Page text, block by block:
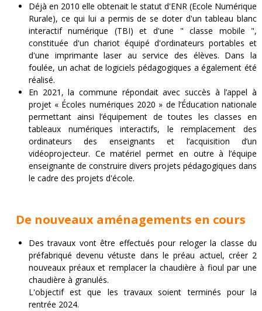
Déjà en 2010 elle obtenait le statut d'ENR (Ecole Numérique
Rurale), ce qui lui a permis de se doter d'un tableau blanc
interactif numérique (TBI) et d'une " classe mobile ",
constituée d'un chariot équipé d'ordinateurs portables et
d'une imprimante laser au service des élèves. Dans la
foulée, un achat de logiciels pédagogiques a également été
réalisé.
En 2021, la commune répondait avec succès à l’appel à
projet « Écoles numériques 2020 » de l’Éducation nationale
permettant ainsi l’équipement de toutes les classes en
tableaux numériques interactifs, le remplacement des
ordinateurs des enseignants et l’acquisition d’un
vidéoprojecteur. Ce matériel permet en outre à l’équipe
enseignante de construire divers projets pédagogiques dans
le cadre des projets d'école.
De nouveaux aménagements en cours
Des travaux vont être effectués pour reloger la classe du
préfabriqué devenu vétuste dans le préau actuel, créer 2
nouveaux préaux et remplacer la chaudière à fioul par une
chaudière à granulés.
L'objectif est que les travaux soient terminés pour la
rentrée 2024.